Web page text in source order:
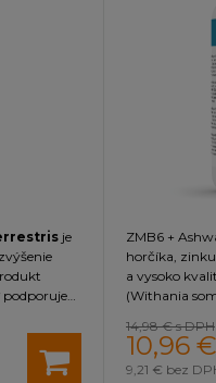
je
podporuje
sily,
Okrem
ZMB6 +
horčíka,
a vysoko
(Withania
látkam radu
udržaniu
500 mg
14,98 €s DPH
10,96 €
9,21 € bez